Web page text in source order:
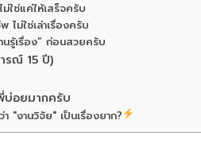
ม่ใช่แค่ให้เสร็จครับ
ม่ใช่เล่าเรื่องครับ
นรู้เรื่อง” ก่อนสวยครับ
รณ์ 15 ปี)
บ่อยมากครับ
"งานวิจัย" เป็นเรื่องยาก?